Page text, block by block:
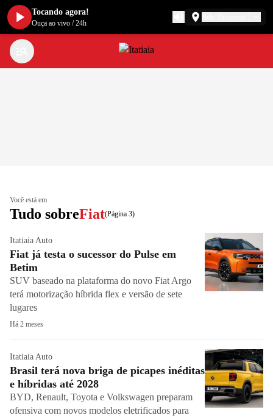
Você está em
Tudo sobreFiat(Página 3)
Itatiaia Auto
Fiat já testa o sucessor do Pulse em
Betim
SUV baseado na plataforma do novo Fiat Argo
terá motorização híbrida flex e versão de sete
lugares
Há 2 meses
Itatiaia Auto
Brasil terá nova briga de picapes inéditas
e híbridas até 2028
BYD, Renault, Toyota e Volkswagen preparam
ofensiva com novos modelos eletrificados para
Tocando agora!
Ouça ao vivo /24h